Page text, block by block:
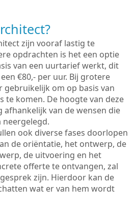
zijn vooraf lastig te
opdrachten is het een optie
van een uurtarief werkt, dit
€80,- per uur. Bij grotere
gebruikelijk om op basis van
te komen. De hoogte van deze
afhankelijk van de wensen die
ook diverse fases doorlopen
de oriëntatie, het ontwerp, de
de uitvoering en het
offerte te ontvangen, zal
zijn. Hierdoor kan de
wat er van hem wordt